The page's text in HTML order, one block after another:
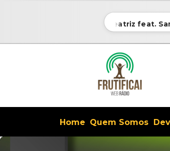
Sarah Beatriz feat.
Home Quem Somos